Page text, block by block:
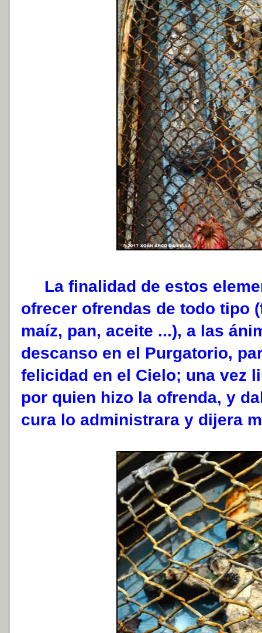
La finalidad de estos
ofrecer ofrendas de todo tipo
maíz, pan, aceite ...), a las
descanso en el Purgatorio,
felicidad en el Cielo; una vez
por quien hizo la ofrenda, y
cura lo administrara y dijera